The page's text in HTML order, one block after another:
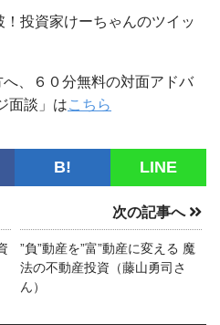
投資家けーちゃんのツイッ
、６０分無料の対面アドバ
面談」はこちら
B! LINE
次の記事へ
”負”動産を”富”動産に変える 魔
法の不動産投資（藤山勇司さ
ん）